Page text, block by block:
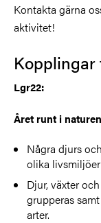
Kontakta gärna
aktivitet!
Lgr22:
Året runt i
Några djurs
olika
Djur, växter
grupperas
arter.